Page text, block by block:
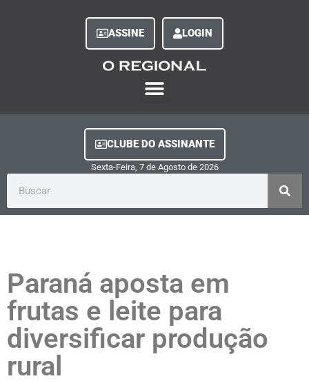
ASSINE LOGIN
CLUBE DO ASSINANTE
Sexta-Feira, 7de Agostode 2026
Paraná aposta em
frutas e leite para
diversificar produção
rural